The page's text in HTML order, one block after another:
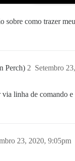
sobre como trazer
Perch) Setembro
2
via linha de comando
23, 2020, 9:05pm